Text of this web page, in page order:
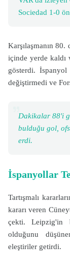
Sociedad 1-0
Karşılaşmanın 80.
içinde yerde kaldı
gösterdi.
değiştirmedi ve
Dakikalar 88'i
bulduğu gol,
erdi.
İspanyollar
Tartışmalı
kararı veren
çekti. Leipzig'in
olduğunu
eleştiriler getirdi.